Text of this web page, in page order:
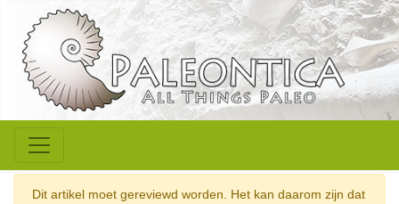
Dit artikel moet gereviewd worden. Het kan daarom zijn dat